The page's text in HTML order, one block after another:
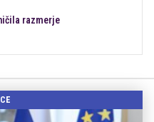
razmerje